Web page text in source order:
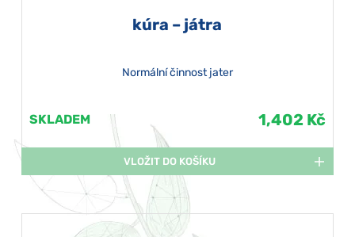
kúra – játra
Normální činnost jater
SKLADEM 1,402 Kč
VLOŽIT DO KOŠÍKU